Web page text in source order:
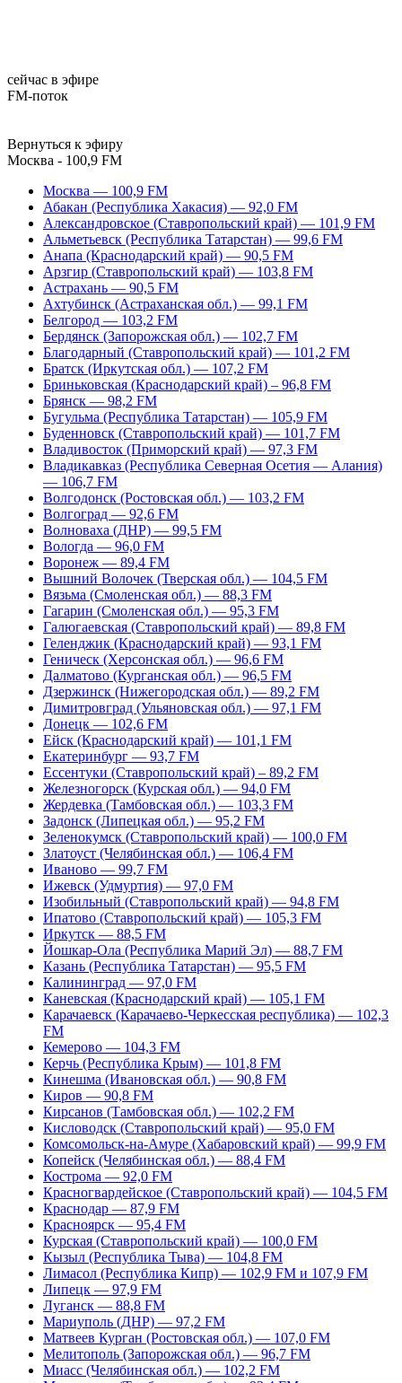
сейчас в эфире
FM-поток
Вернуться к эфиру
Москва - 100,9 FM
Москва — 100,9 FM
Абакан (Республика Хакасия) — 92,0 FM
Александровское (Ставропольский край) — 101,9 FM
Альметьевск (Республика Татарстан) — 99,6 FM
Анапа (Краснодарский край) — 90,5 FM
Арзгир (Ставропольский край) — 103,8 FM
Астрахань — 90,5 FM
Ахтубинск (Астраханская обл.) — 99,1 FM
Белгород — 103,2 FM
Бердянск (Запорожская обл.) — 102,7 FM
Благодарный (Ставропольский край) — 101,2 FM
Братск (Иркутская обл.) — 107,2 FM
Бриньковская (Краснодарский край) – 96,8 FM
Брянск — 98,2 FM
Бугульма (Республика Татарстан) — 105,9 FM
Буденновск (Ставропольский край) — 101,7 FM
Владивосток (Приморский край) — 97,3 FM
Владикавказ (Республика Северная Осетия — Алания)
— 106,7 FM
Волгодонск (Ростовская обл.) — 103,2 FM
Волгоград — 92,6 FM
Волноваха (ДНР) — 99,5 FM
Вологда — 96,0 FM
Воронеж — 89,4 FM
Вышний Волочек (Тверская обл.) — 104,5 FM
Вязьма (Смоленская обл.) — 88,3 FM
Гагарин (Смоленская обл.) — 95,3 FM
Галюгаевская (Ставропольский край) — 89,8 FM
Геленджик (Краснодарский край) — 93,1 FM
Геническ (Херсонская обл.) — 96,6 FM
Далматово (Курганская обл.) — 96,5 FM
Дзержинск (Нижегородская обл.) — 89,2 FM
Димитровград (Ульяновская обл.) — 97,1 FM
Донецк — 102,6 FM
Ейск (Краснодарский край) — 101,1 FM
Екатеринбург — 93,7 FM
Ессентуки (Ставропольский край) – 89,2 FM
Железногорск (Курская обл.) — 94,0 FM
Жердевка (Тамбовская обл.) — 103,3 FM
Задонск (Липецкая обл.) — 95,2 FM
Зеленокумск (Ставропольский край) — 100,0 FM
Златоуст (Челябинская обл.) — 106,4 FM
Иваново — 99,7 FM
Ижевск (Удмуртия) — 97,0 FM
Изобильный (Ставропольский край) — 94,8 FM
Ипатово (Ставропольский край) — 105,3 FM
Иркутск — 88,5 FM
Йошкар-Ола (Республика Марий Эл) — 88,7 FM
Казань (Республика Татарстан) — 95,5 FM
Калининград — 97,0 FM
Каневская (Краснодарский край) — 105,1 FM
Карачаевск (Карачаево-Черкесская республика) — 102,3
FM
Кемерово — 104,3 FM
Керчь (Республика Крым) — 101,8 FM
Кинешма (Ивановская обл.) — 90,8 FM
Киров — 90,8 FM
Кирсанов (Тамбовская обл.) — 102,2 FM
Кисловодск (Ставропольский край) — 95,0 FM
Комсомольск-на-Амуре (Хабаровский край) — 99,9 FM
Копейск (Челябинская обл.) — 88,4 FM
Кострома — 92,0 FM
Красногвардейское (Ставропольский край) — 104,5 FM
Краснодар — 87,9 FM
Красноярск — 95,4 FM
Курская (Ставропольский край) — 100,0 FM
Кызыл (Республика Тыва) — 104,8 FM
Лимасол (Республика Кипр) — 102,9 FM и 107,9 FM
Липецк — 97,9 FM
Луганск — 88,8 FM
Мариуполь (ДНР) — 97,2 FM
Матвеев Курган (Ростовская обл.) — 107,0 FM
Мелитополь (Запорожская обл.) — 96,7 FM
Миасс (Челябинская обл.) — 102,2 FM